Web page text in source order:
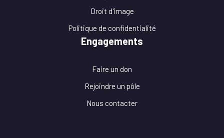
Droit d'image
Politique de confidentialité
Engagements
Faire un don
Rejoindre un pôle
Nous contacter